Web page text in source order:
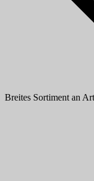
Breites Sortiment an